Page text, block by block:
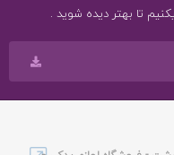
تا بهتر دیده شوید .